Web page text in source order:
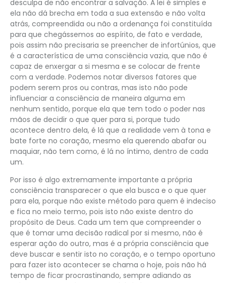
desculpa de não encontrar a salvação. A lei é simples e
ela não dá brecha em toda a sua extensão e não volta
atrás, compreendida ou não a ordenança foi constituída
para que chegássemos ao espírito, de fato e verdade,
pois assim não precisaria se preencher de infortúnios, que
é a característica de uma consciência vazia, que não é
capaz de enxergar a si mesma e se colocar de frente
com a verdade. Podemos notar diversos fatores que
podem serem pros ou contras, mas isto não pode
influenciar a consciência de maneira alguma em
nenhum sentido, porque ela que tem todo o poder nas
mãos de decidir o que quer para si, porque tudo
acontece dentro dela, é lá que a realidade vem à tona e
bate forte no coração, mesmo ela querendo abafar ou
maquiar, não tem como, é lá no íntimo, dentro de cada
um.
Por isso é algo extremamente importante a própria
consciência transparecer o que ela busca e o que quer
para ela, porque não existe método para quem é indeciso
e fica no meio termo, pois isto não existe dentro do
propósito de Deus. Cada um tem que compreender o
que é tomar uma decisão radical por si mesmo, não é
esperar ação do outro, mas é a própria consciência que
deve buscar e sentir isto no coração, e o tempo oportuno
para fazer isto acontecer se chama o hoje, pois não há
tempo de ficar procrastinando, sempre adiando as